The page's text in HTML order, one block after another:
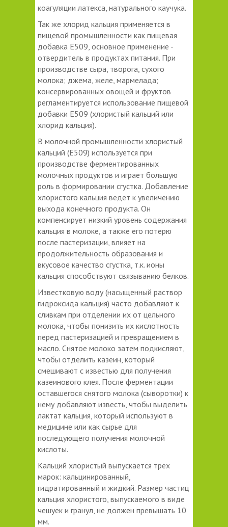
коагуляции латекса, натурального каучука.
Так же хлорид кальция применяется в
пищевой промышленности как пищевая
добавка E509, основное применение -
отвердитель в продуктах питания. При
производстве сыра, творога, сухого
молока; джема, желе, мармелада;
консервированных овощей и фруктов
регламентируется использование пищевой
добавки Е509 (хлористый кальций или
хлорид кальция).
В молочной промышленности хлористый
кальций (Е509) используется при
производстве ферментированных
молочных продуктов и играет большую
роль в формировании сгустка. Добавление
хлористого кальция ведет к увеличению
выхода конечного продукта. Он
компенсирует низкий уровень содержания
кальция в молоке, а также его потерю
после пастеризации, влияет на
продолжительность образования и
вкусовое качество сгустка, т.к. ионы
кальция способствуют связыванию белков.
Известковую воду (насыщенный раствор
гидроксида кальция) часто добавляют к
сливкам при отделении их от цельного
молока, чтобы понизить их кислотность
перед пастеризацией и превращением в
масло. Снятое молоко затем подкисляют,
чтобы отделить казеин, который
смешивают с известью для получения
казеинового клея. После ферментации
оставшегося снятого молока (сыворотки) к
нему добавляют известь, чтобы выделить
лактат кальция, который используют в
медицине или как сырье для
последующего получения молочной
кислоты.
Кальций хлористый выпускается трех
марок: кальцинированный,
гидратированный и жидкий. Размер частиц
кальция хлористого, выпускаемого в виде
чешуек и гранул, не должен превышать 10
мм.